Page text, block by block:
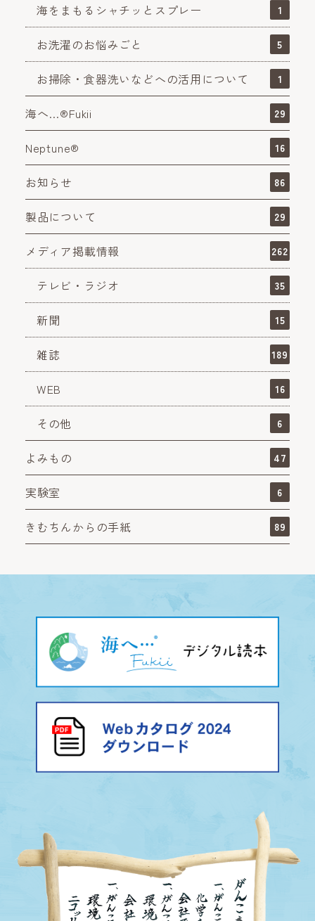
海をまもるシャチッとスプレー 1
お洗濯のお悩みごと 5
お掃除・食器洗いなどへの活用について 1
海へ…®Fukii 29
Neptune® 16
お知らせ 86
製品について 29
メディア掲載情報 262
テレビ・ラジオ 35
新聞 15
雑誌 189
WEB 16
その他 6
よみもの 47
実験室 6
きむちんからの手紙 89